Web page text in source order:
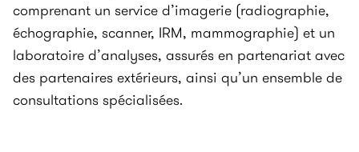
comprenant un service d’imagerie (radiographie,
échographie, scanner, IRM, mammographie) et un
laboratoire d’analyses, assurés en partenariat avec
des partenaires extérieurs, ainsi qu’un ensemble de
consultations spécialisées.